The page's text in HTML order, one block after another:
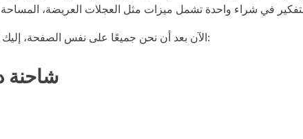
الآن بعد أن نحن جميعًا على نفس الصفحة، إليك المراجعة لأفضل شاحنات دراجة لوح التجديف التي كنت تنتظرها:
شاحنة